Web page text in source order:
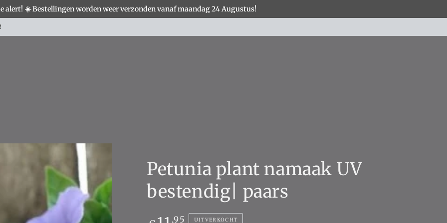
alert! ☀️ Bestellingen worden weer verzonden vanaf maandag 24 Augustus!
WOONACCESSOIRES VERLICHTING MEUBELS COLLECTIES
Petunia plant namaak UV
bestendig| paars
Normale,95 UITVERKOCHT